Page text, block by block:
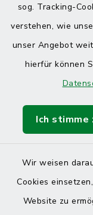
sog. Tracking-
verstehen, wie
unser Angebot
hierfür können
Ich stimme
Wir weisen
Cookies
Website zu